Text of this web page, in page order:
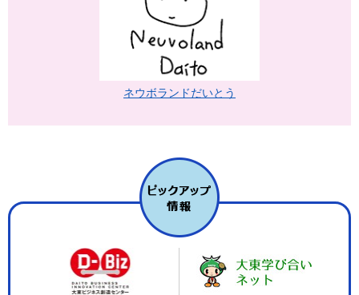
ネウボランドだいとう